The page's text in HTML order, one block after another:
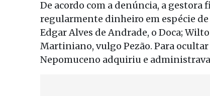
De acordo com a denúncia, a gestora
regularmente dinheiro em espécie
Edgar Alves de Andrade, o Doca;
Martiniano, vulgo Pezão. Para
Nepomuceno adquiriu e